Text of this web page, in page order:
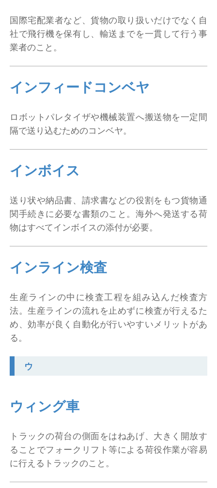
国際宅配業者など、貨物の取り扱いだけでなく自
社で飛行機を保有し、輸送までを一貫して行う事
業者のこと。
インフィードコンベヤ
ロボットパレタイザや機械装置へ搬送物を一定間
隔で送り込むためのコンベヤ。
インボイス
送り状や納品書、請求書などの役割をもつ貨物通
関手続きに必要な書類のこと。海外へ発送する荷
物はすべてインボイスの添付が必要。
インライン検査
生産ラインの中に検査工程を組み込んだ検査方
法。生産ラインの流れを止めずに検査が行えるた
め、効率が良く自動化が行いやすいメリットがあ
る。
ウ
ウィング車
トラックの荷台の側面をはねあげ、大きく開放す
ることでフォークリフト等による荷役作業が容易
に行えるトラックのこと。